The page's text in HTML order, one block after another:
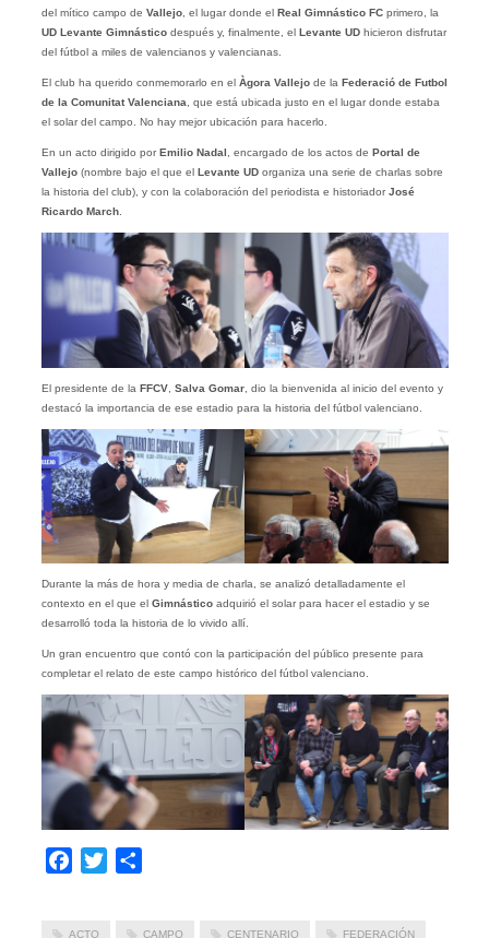
del mítico campo de Vallejo, el lugar donde el Real Gimnástico FCprimero, la
UD Levante Gimnásticodespués y, finalmente, elLevante UDhicieron disfrutar
del fútbol a miles de valencianos y valencianas.
El club ha querido conmemorarlo en el Àgora Vallejode la Federació de Futbol
de la Comunitat Valenciana , que está ubicada justo en el lugar donde estaba
el solar del campo. No hay mejor ubicación para hacerlo.
En un acto dirigido porEmilio Nadal , encargado de los actos de Portal de
Vallejo(nombre bajo el que el Levante UDorganiza una serie de charlas sobre
la historia del club), y con la colaboración del periodista e historiadorJosé
Ricardo March.
El presidente de la FFCV, Salva Gomar, dio la bienvenida al inicio del evento y
destacó la importancia de ese estadio para la historia del fútbol valenciano.
Durante la más de hora y media de charla, se analizó detalladamente el
contexto en el que el Gimnásticoadquirió el solar para hacer el estadio y se
desarrolló toda la historia de lo vivido allí.
Un gran encuentro que contó con la participación del público presente para
completar el relato de este campo histórico del fútbol valenciano.
Facebook
Twitter
ACTO CAMPO CENTENARIO FEDERACIÓN